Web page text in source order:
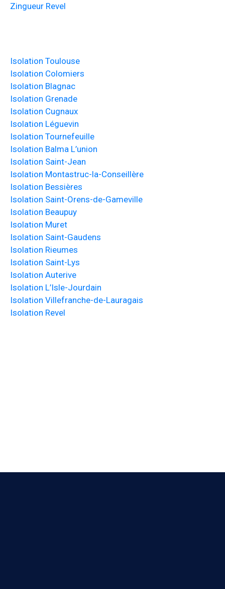
Zingueur Revel
Isolation Toulouse
Isolation Colomiers
Isolation Blagnac
Isolation Grenade
Isolation Cugnaux
Isolation Léguevin
Isolation Tournefeuille
Isolation Balma L’union
Isolation Saint-Jean
Isolation Montastruc-la-Conseillère
Isolation Bessières
Isolation Saint-Orens-de-Gameville
Isolation Beaupuy
Isolation Muret
Isolation Saint-Gaudens
Isolation Rieumes
Isolation Saint-Lys
Isolation Auterive
Isolation L’Isle-Jourdain
Isolation Villefranche-de-Lauragais
Isolation Revel